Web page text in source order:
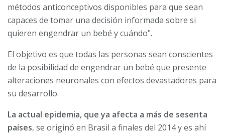
métodos anticonceptivos disponibles para que sean
capaces de tomar una decisión informada sobre si
quieren engendrar un bebé y cuándo".
El objetivo es que todas las personas sean conscientes
de la posibilidad de engendrar un bebé que presente
alteraciones neuronales con efectos devastadores para
su desarrollo.
La actual epidemia, que ya afecta a más de sesenta
países, se originó en Brasil a finales del 2014 y es ahí